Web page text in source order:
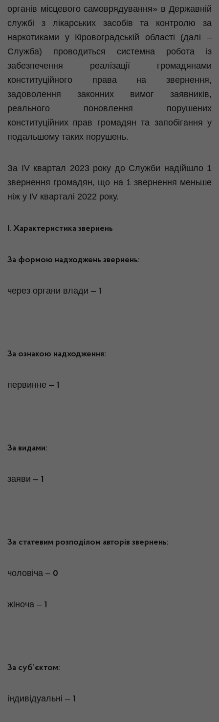
органів місцевого самоврядування» в Державній
службі з лікарських засобів та контролю за
наркотиками у Кіровоградській області (далі –
Служба) проводиться системна робота із
забезпечення реалізації громадянами
конституційного права на звернення,
задоволення законних вимог заявників,
реального поновлення порушених
конституційних прав громадян та запобігання у
подальшому таких порушень.
За ІV квартал 2023 року до Служби надійшло 1
звернення громадян, що на 1 звернення меньше
ніж у ІV кварталі 2022 року.
І. Характеристика звернень
За формою надходжень звернень:
через органи влади – 1
За ознакою надходження:
первинне – 1
За видами:
заяви – 1
За статевим розподілом авторів звернень:
чоловіча – 0
жіноча – 1
За суб’єктом:
індивідуальні – 1